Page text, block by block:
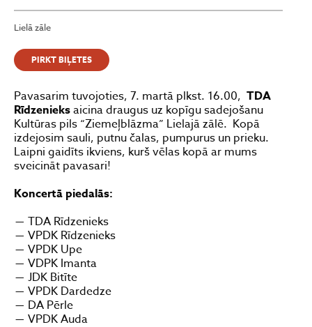
Lielā zāle
PIRKT BIĻETES
Pavasarim tuvojoties, 7. martā plkst. 16.00, TDA
Rīdzenieksaicina draugus uz kopīgu sadejošanu
Kultūras pils “Ziemeļblāzma” Lielajā zālē. Kopā
izdejosim sauli, putnu čalas, pumpurus un prieku.
Laipni gaidīts ikviens, kurš vēlas kopā ar mums
sveicināt pavasari!
Koncertā piedalās:
TDA Rīdzenieks
VPDK Rīdzenieks
VPDK Upe
VDPK Imanta
JDK Bitīte
VPDK Dardedze
DA Pērle
VPDK Auda